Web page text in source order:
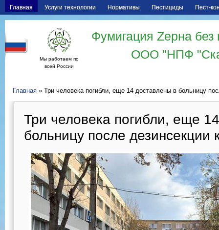
Главная Услуги технологии Нормативы Пестициды Пест-
Мы работаем по
всей России
Фумигация Zерна
ООО "НПФ
Главная » Три человека погибли, еще 14 доставлены в больницу
Три человека погибли, еще
больницу после дезинсекции